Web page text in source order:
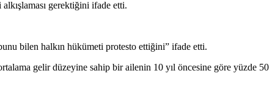
alkışlaması gerektiğini ifade etti.
bilen halkın hükümeti protesto ettiğini” ifade etti.
gelir düzeyine sahip bir ailenin 10 yıl öncesine göre yüzde 50